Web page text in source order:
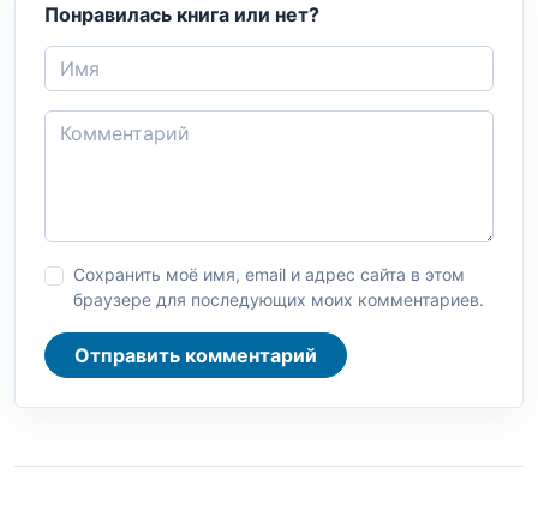
Понравилась книга или нет?
Сохранить моё имя, email и адрес сайта в этом
браузере для последующих моих комментариев.
Отправить комментарий